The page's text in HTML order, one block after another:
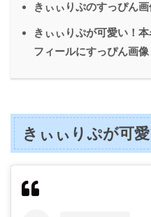
きぃぃりぷのすっぴん画
きぃぃりぷが可愛い！
フィールにすっぴん画
きぃぃりぷが可愛